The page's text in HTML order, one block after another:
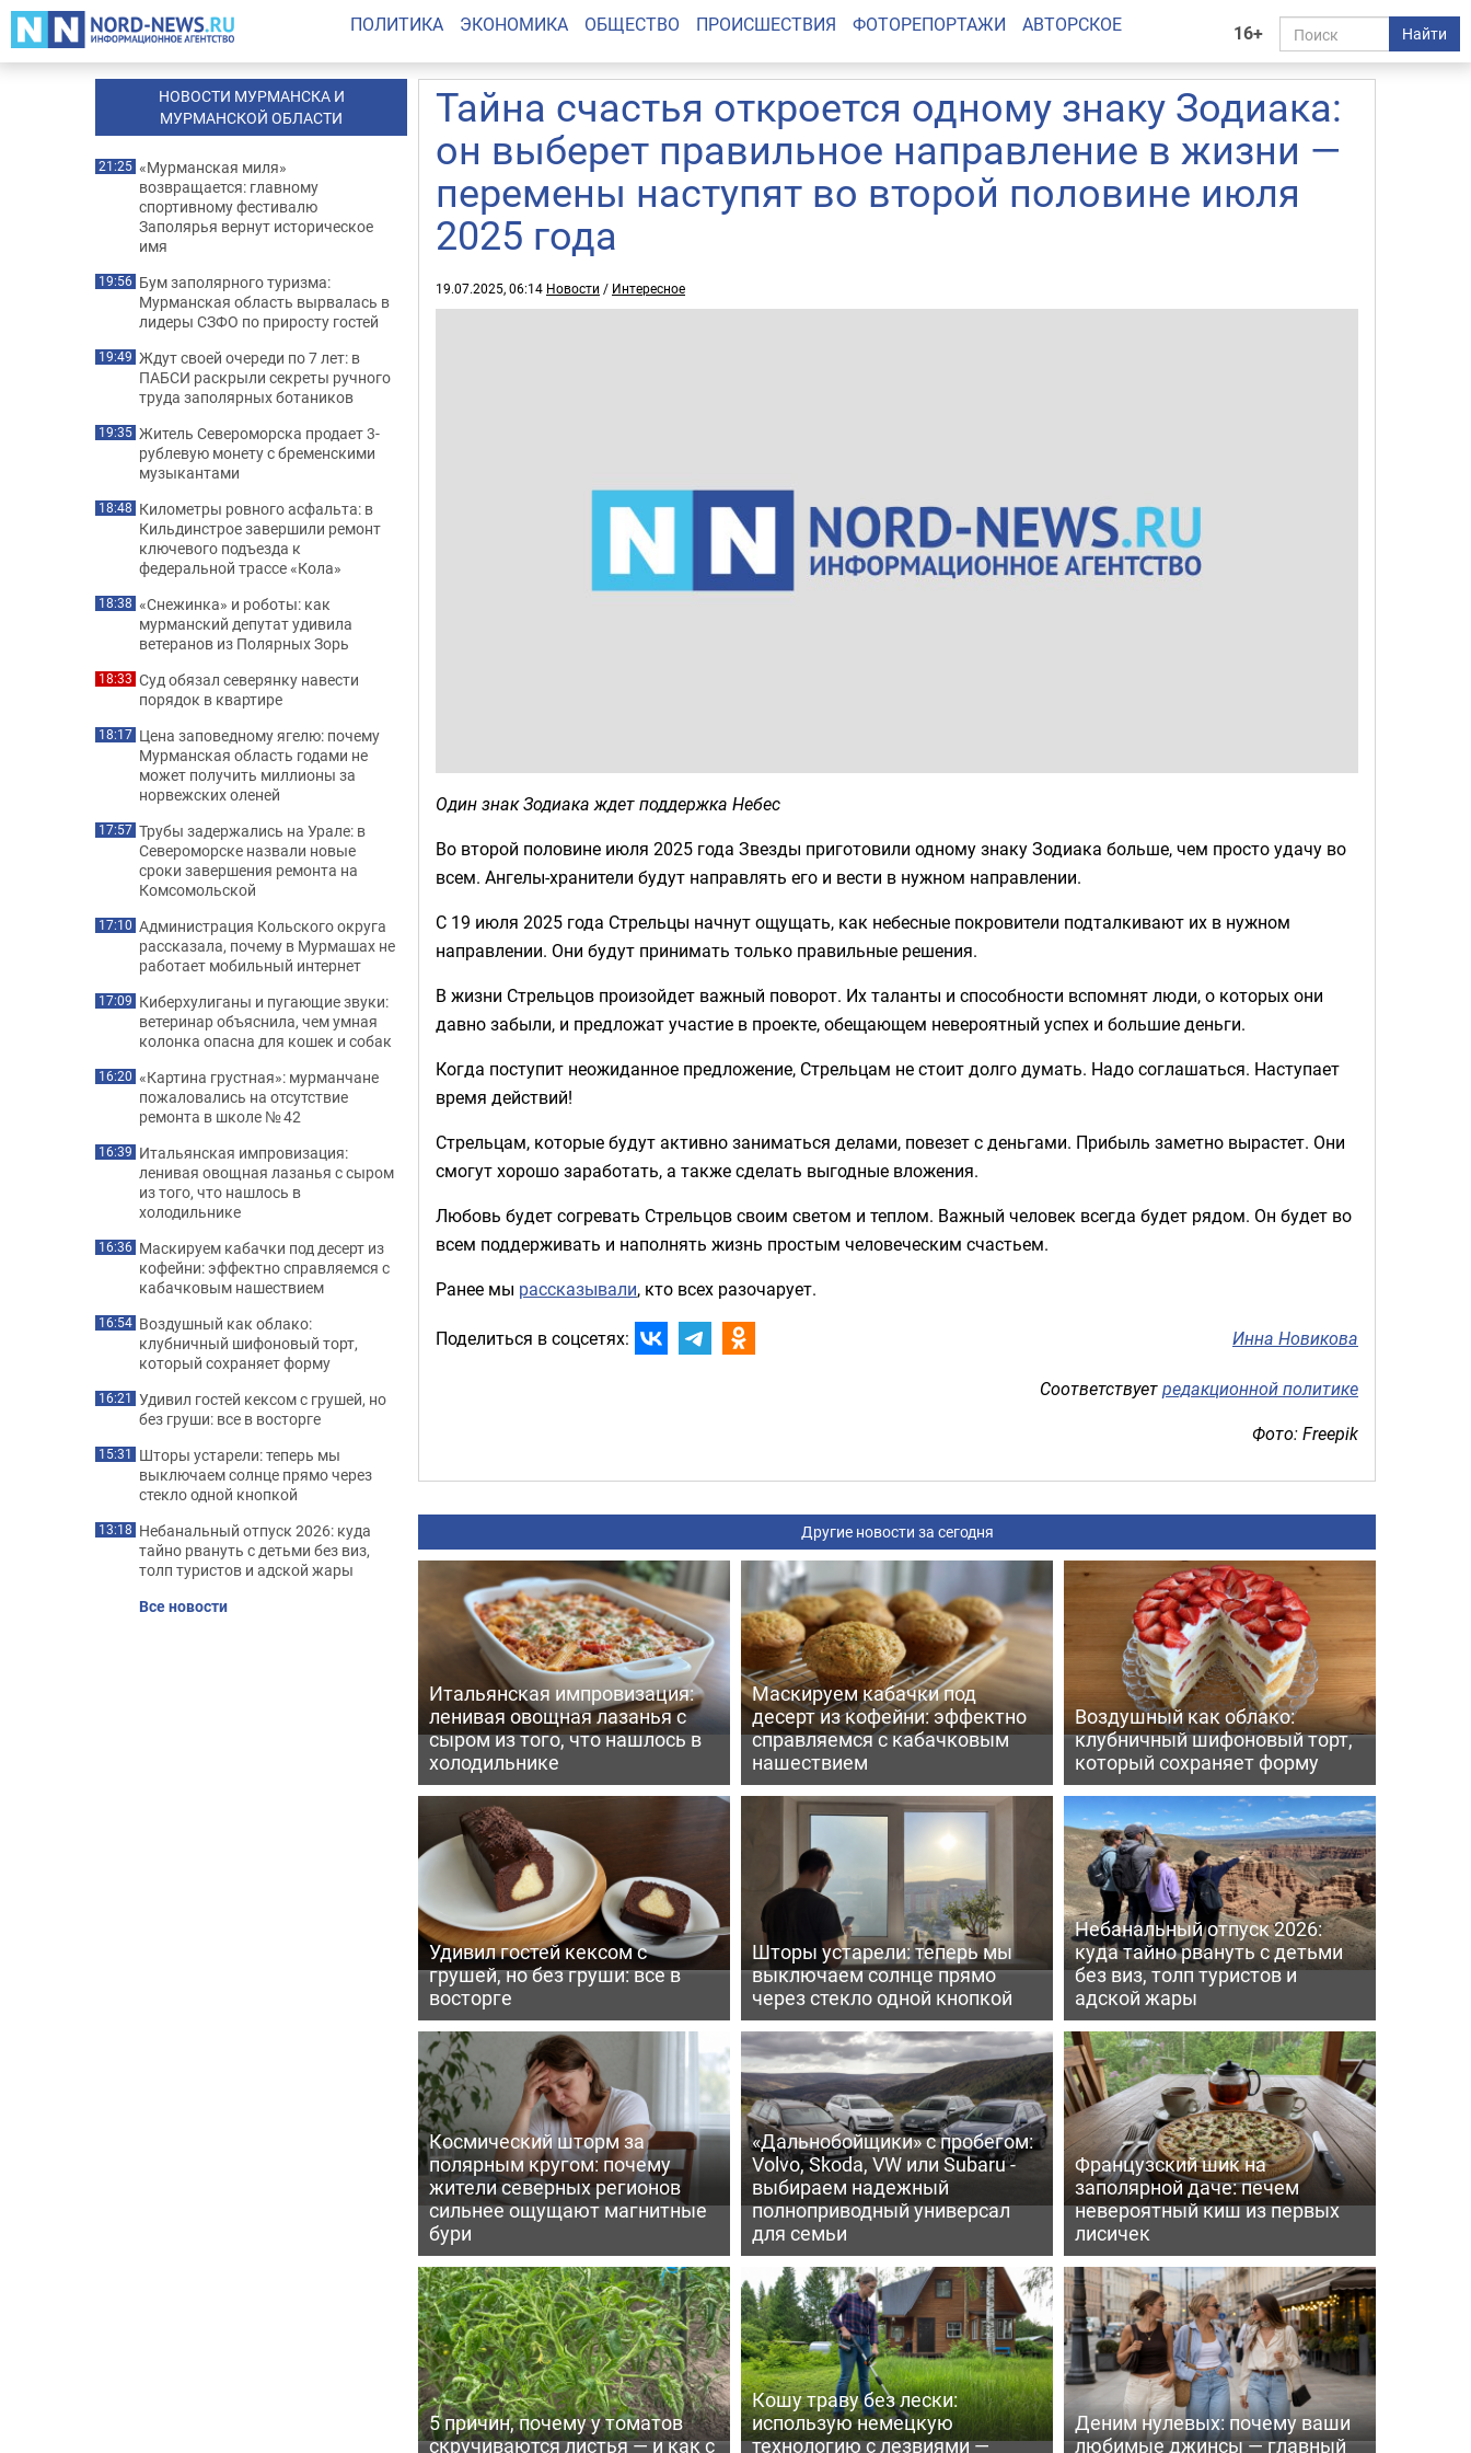
16+ Найти
ПОЛИТИКА ЭКОНОМИКА ОБЩЕСТВО ПРОИСШЕСТВИЯ ФОТОРЕПОРТАЖИ АВТОРСКОЕ
Тайна счастья откроется одному знаку Зодиака:
он выберет правильное направление в жизни —
перемены наступят во второй половине июля
2025 года
19.07.2025, 06:14 Новости / Интересное
Один знак Зодиака ждет поддержка Небес
Во второй половине июля 2025 года Звезды приготовили одному знаку Зодиака больше, чем просто удачу во
всем. Ангелы-хранители будут направлять его и вести в нужном направлении.
С 19 июля 2025 года Стрельцы начнут ощущать, как небесные покровители подталкивают их в нужном
направлении. Они будут принимать только правильные решения.
В жизни Стрельцов произойдет важный поворот. Их таланты и способности вспомнят люди, о которых они
давно забыли, и предложат участие в проекте, обещающем невероятный успех и большие деньги.
Когда поступит неожиданное предложение, Стрельцам не стоит долго думать. Надо соглашаться. Наступает
время действий!
Стрельцам, которые будут активно заниматься делами, повезет с деньгами. Прибыль заметно вырастет. Они
смогут хорошо заработать, а также сделать выгодные вложения.
Любовь будет согревать Стрельцов своим светом и теплом. Важный человек всегда будет рядом. Он будет во
всем поддерживать и наполнять жизнь простым человеческим счастьем.
Ранее мы рассказывали, кто всех разочарует.
Поделиться в соцсетях: Инна Новикова
Соответствуетредакционной политике
Фото: Freepik
Другие новости за сегодня
Итальянская импровизация:
ленивая овощная лазанья с
сыром из того, что нашлось в
холодильнике
Маскируем кабачки под
десерт из кофейни: эффектно
справляемся с кабачковым
нашествием
Воздушный как облако:
клубничный шифоновый торт,
который сохраняет форму
Удивил гостей кексом с
грушей, но без груши: все в
восторге
Шторы устарели: теперь мы
выключаем солнце прямо
через стекло одной кнопкой
Небанальный отпуск 2026:
куда тайно рвануть с детьми
без виз, толп туристов и
адской жары
Космический шторм за
полярным кругом: почему
жители северных регионов
сильнее ощущают магнитные
бури
«Дальнобойщики» с пробегом:
Volvo, Skoda, VW или Subaru -
выбираем надежный
полноприводный универсал
для семьи
Французский шик на
заполярной даче: печем
невероятный киш из первых
лисичек
5 причин, почему у томатов
скручиваются листья — и как с
Кошу траву без лески:
использую немецкую
технологию с лезвиями —
Деним нулевых: почему ваши
любимые джинсы — главный
НОВОСТИ МУРМАНСКА И
МУРМАНСКОЙ ОБЛАСТИ
21:25 «Мурманская миля»
возвращается: главному
спортивному фестивалю
Заполярья вернут историческое
имя
19:56 Бум заполярного туризма:
Мурманская область вырвалась в
лидеры СЗФО по приросту гостей
19:49 Ждут своей очереди по 7 лет: в
ПАБСИ раскрыли секреты ручного
труда заполярных ботаников
19:35 Житель Североморска продает 3-
рублевую монету с бременскими
музыкантами
18:48 Километры ровного асфальта: в
Кильдинстрое завершили ремонт
ключевого подъезда к
федеральной трассе «Кола»
18:38 «Снежинка» и роботы: как
мурманский депутат удивила
ветеранов из Полярных Зорь
18:33 Суд обязал северянку навести
порядок в квартире
18:17 Цена заповедному ягелю: почему
Мурманская область годами не
может получить миллионы за
норвежских оленей
17:57 Трубы задержались на Урале: в
Североморске назвали новые
сроки завершения ремонта на
Комсомольской
17:10 Администрация Кольского округа
рассказала, почему в Мурмашах не
работает мобильный интернет
17:09 Киберхулиганы и пугающие звуки:
ветеринар объяснила, чем умная
колонка опасна для кошек и собак
16:20 «Картина грустная»: мурманчане
пожаловались на отсутствие
ремонта в школе № 42
16:39 Итальянская импровизация:
ленивая овощная лазанья с сыром
из того, что нашлось в
холодильнике
16:36 Маскируем кабачки под десерт из
кофейни: эффектно справляемся с
кабачковым нашествием
16:54 Воздушный как облако:
клубничный шифоновый торт,
который сохраняет форму
16:21 Удивил гостей кексом с грушей, но
без груши: все в восторге
15:31 Шторы устарели: теперь мы
выключаем солнце прямо через
стекло одной кнопкой
13:18 Небанальный отпуск 2026: куда
тайно рвануть с детьми без виз,
толп туристов и адской жары
Все новости